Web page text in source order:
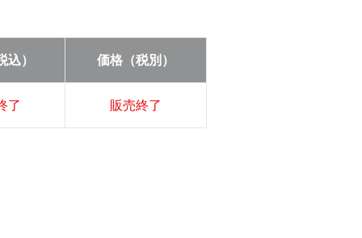
込） 価格（税別）
了 販売終了